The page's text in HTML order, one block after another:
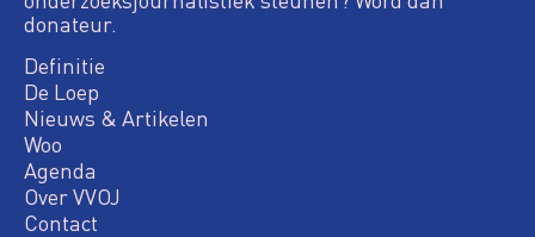
donateur.
Definitie
De Loep
Nieuws & Artikelen
Woo
Agenda
Over VVOJ
Contact